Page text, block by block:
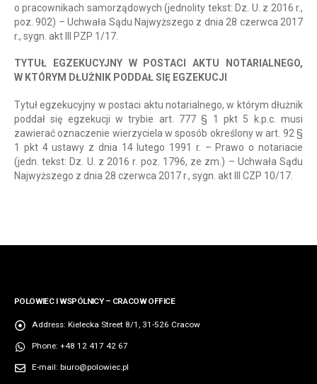
o pracownikach samorządowych (jednolity tekst: Dz. U. z 2016 r.,
poz. 902) – Uchwała Sądu Najwyższego z dnia 28 czerwca 2017
r., sygn. akt III PZP 1/17.
TYTUŁ EGZEKUCYJNY W POSTACI AKTU NOTARIALNEGO,
W KTÓRYM DŁUŻNIK PODDAŁ SIĘ EGZEKUCJI
Tytuł egzekucyjny w postaci aktu notarialnego, w którym dłużnik
poddał się egzekucji w trybie art. 777 § 1 pkt 5 k.p.c. musi
zawierać oznaczenie wierzyciela w sposób określony w art. 92 §
1 pkt 4 ustawy z dnia 14 lutego 1991 r. – Prawo o notariacie
(jedn. tekst: Dz. U. z 2016 r. poz. 1796, ze zm.) – Uchwała Sądu
Najwyższego z dnia 28 czerwca 2017 r., sygn. akt III CZP 10/17.
POLOWIEC I WSPÓLNICY – CRACOW OFFICE
Address: Kielecka Street 8/1, 31-526 Cracow
Phone: +48 12 417 42 67
E-mail: biuro@polowiec.pl